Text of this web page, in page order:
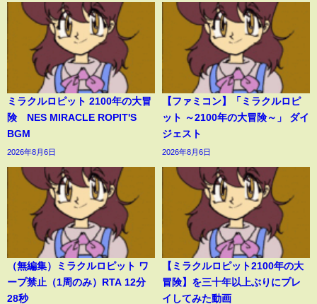
ミラクルロピット 2100年の大冒
険 NES MIRACLE ROPIT'S
BGM
2026年8月6日
【ファミコン】「ミラクルロピ
ット ～2100年の大冒険～」 ダイ
ジェスト
2026年8月6日
（無編集）ミラクルロピット ワ
ープ禁止（1周のみ）RTA 12分
28秒
【ミラクルロピット2100年の大
冒険】を三十年以上ぶりにプレ
イしてみた動画